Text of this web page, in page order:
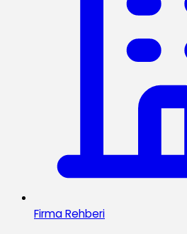
Firma Rehberi